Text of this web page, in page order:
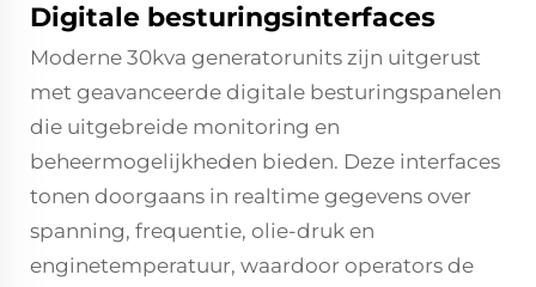
Digitale besturingsinterfaces
Moderne 30kva generatorunits zijn uitgerust
met geavanceerde digitale besturingspanelen
die uitgebreide monitoring en
beheermogelijkheden bieden. Deze interfaces
tonen doorgaans in realtime gegevens over
spanning, frequentie, olie-druk en
enginetemperatuur, waardoor operators de